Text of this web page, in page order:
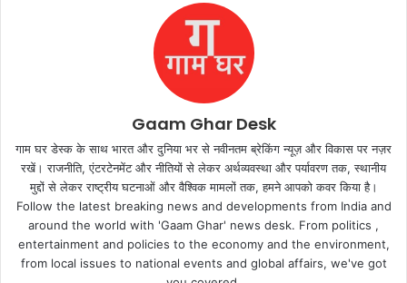
Gaam Ghar Desk
गाम घर डेस्क के साथ भारत और दुनिया भर से नवीनतम ब्रेकिंग न्यूज़ और विकास पर नज़र
रखें। राजनीति, एंटरटेनमेंट और नीतियों से लेकर अर्थव्यवस्था और पर्यावरण तक, स्थानीय
मुद्दों से लेकर राष्ट्रीय घटनाओं और वैश्विक मामलों तक, हमने आपको कवर किया है।
Follow the latest breaking news and developments from India and
around the world with 'Gaam Ghar' news desk. From politics ,
entertainment and policies to the economy and the environment,
from local issues to national events and global affairs, we've got